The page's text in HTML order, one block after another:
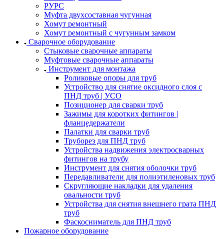
РУРС
Муфта двухсоставная чугунная
Хомут ремонтный
Хомут ремонтный с чугунным замком
Сварочное оборудование
Стыковые сварочные аппараты
Муфтовые сварочные аппараты
Инструмент для монтажа
Роликовые опоры для труб
Устройство для снятие оксидного слоя с
ПНД труб | УСО
Позиционер для сварки труб
Зажимы для коротких фитингов |
фланцедержатели
Палатки для сварки труб
Труборез для ПНД труб
Устройства надвижения электросварных
фитингов на трубу
Инструмент для снятия оболочки труб
Передавливатели для полиэтиленовых труб
Скругляющие накладки для удаления
овальности труб
Устройства для снятия внешнего грата ПНД
труб
Фаскосниматель для ПНД труб
Пожарное оборудование